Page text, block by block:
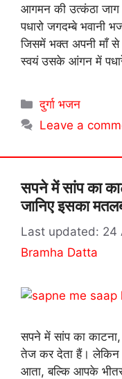
आगमन की उत्कंठा
पधारो जगदम्बे भवानी
जिसमें भक्त अपनी माँ से
स्वयं उसके आंगन में
Categories
दुर्गा भजन
Leave a
सपने में सांप का
जानिए इसका
24
Bramha Datta
सपने में सांप का
तेज कर देता हैं। लेकिन
आता, बल्कि आपके